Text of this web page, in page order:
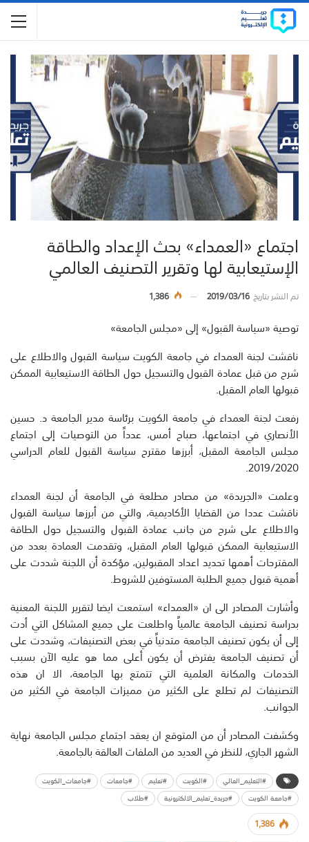
اجتماع «العمداء» بحث الإعداد والطاقة
الإستيعابية لها وتقرير التصنيف العالمي
تم النشر بتاريخ2019/03/16
1,386
توصية «سياسة القبول» إلى «مجلس الجامعة»
ناقشت لجنة العمداء في جامعة الكويت سياسة القبول والاطلاع على
شرح من قبل عمادة القبول والتسجيل حول الطاقة الاستيعابية الممكن
قبولها العام المقبل.
رفعت لجنة العمداء في جامعة الكويت برئاسة مدير الجامعة د. حسين
الأنصاري في اجتماعها، صباح أمس، عدداً من التوصيات إلى اجتماع
مجلس الجامعة المقبل، أبرزها مقترح سياسة القبول للعام الدراسي
2019/2020.
وعلمت «الجريدة» من مصادر مطلعة في الجامعة أن لجنة العمداء
ناقشت عددا من القضايا الأكاديمية، والتي من أبرزها سياسة القبول
والاطلاع على شرح من جانب عمادة القبول والتسجيل حول الطاقة
الاستيعابية الممكن قبولها العام المقبل، وتقدمت العمادة بعدد من
المقترحات أهمها تحديد اعداد المقبولين، مؤكدة أن اللجنة شددت على
أهمية قبول جميع الطلبة المستوفين للشروط.
وأشارت المصادر الى ان «العمداء» استمعت ايضا لتقرير اللجنة المعنية
بدراسة تصنيف الجامعة عالمياً واطلعت على جميع المشاكل التي أدت
إلى أن يكون تصنيف الجامعة متدنياً في بعض التصنيفات، وشددت على
أن تصنيف الجامعة يفترض أن يكون أعلى مما هو عليه الآن بسبب
الخدمات والمكانة العلمية التي تتمتع بها الجامعة، الا ان هذه
التصنيفات لم تطلع على الكثير من مميزات الجامعة في الكثير من
الجوانب.
وكشفت المصادر أن من المتوقع ان يعقد اجتماع مجلس الجامعة نهاية
الشهر الجاري، للنظر في العديد من الملفات العالقة بالجامعة.
#التعليم_العالي #الكويت #تعليم #جامعات
#جامعات_الكويت
#جامعة الكويت
#جريدة_تعليم_الالكترونية #طلاب
1,386